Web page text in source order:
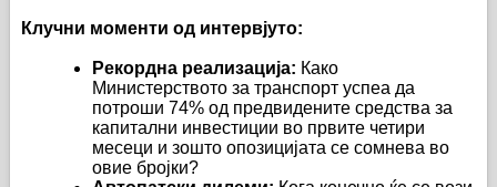
Клучни моменти од интервјуто:
Рекордна реализација: Како
Министерството за транспорт успеа да
потроши 74% од предвидените средства за
капитални инвестиции во првите четири
месеци и зошто опозицијата се сомнева во
овие бројки?